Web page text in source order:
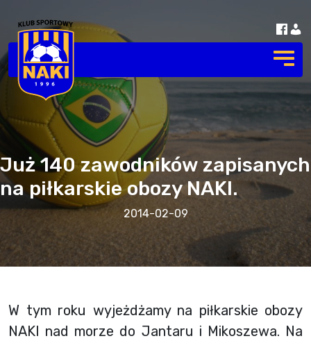
Już 140 zawodników zapisanych
na piłkarskie obozy NAKI.
2014-02-09
W tym roku wyjeżdżamy na piłkarskie obozy
NAKI nad morze do Jantaru i Mikoszewa. Na